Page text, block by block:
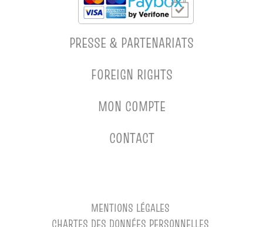
PRESSE & PARTENARIATS
FOREIGN RIGHTS
MON COMPTE
CONTACT
MENTIONS LÉGALES
CHARTES DES DONNÉES PERSONNELLES